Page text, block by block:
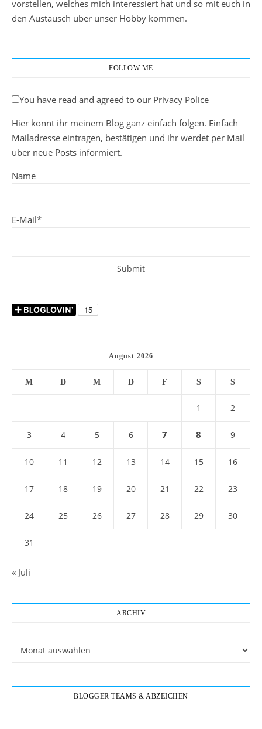
vorstellen, welches mich interessiert hat und so mit euch in
den Austausch über unser Hobby kommen.
FOLLOW ME
You have read and agreed to our Privacy Police
Hier könnt ihr meinem Blog ganz einfach folgen. Einfach
Mailadresse eintragen, bestätigen und ihr werdet per Mail
über neue Posts informiert.
Name
E-Mail*
August 2026
M D M D F S S
1 2
3 4 5 6 7 8 9
10 11 12 13 14 15 16
17 18 19 20 21 22 23
24 25 26 27 28 29 30
31
« Juli
ARCHIV
BLOGGER TEAMS & ABZEICHEN